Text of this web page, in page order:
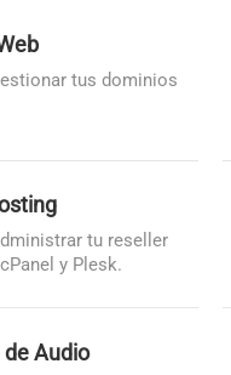
tus dominios
tu reseller
y Plesk.
Audio